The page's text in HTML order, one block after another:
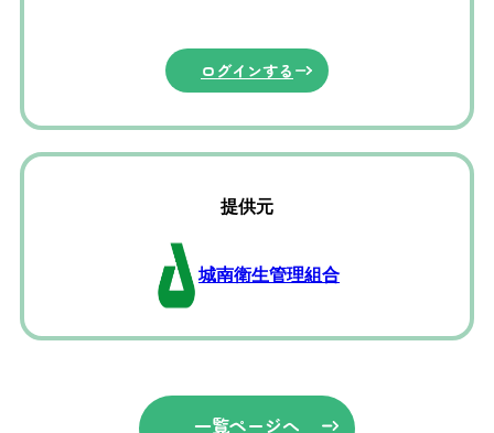
ログインする
提供元
城南衛生管理組合
一覧ページへ